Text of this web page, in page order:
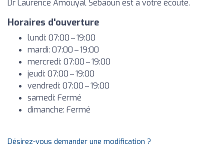
Dr Laurence Amouyal Sebaoun est à votre écoute.
Horaires d'ouverture
lundi: 07:00 – 19:00
mardi: 07:00 – 19:00
mercredi: 07:00 – 19:00
jeudi: 07:00 – 19:00
vendredi: 07:00 – 19:00
samedi: Fermé
dimanche: Fermé
Désirez-vous demander une modification ?